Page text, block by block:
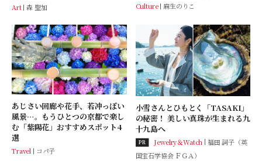
Art 森 聖加 Culture 麻生のりこ
あじさい回廊や花手、若冲っぽい
風景…。もうひとつの京都で楽し
む「紫陽花」おすすめスポット4
選
Travel コパ子
小雪さんとひもとく「TASAKI」
の秘密！ 美しい真珠が生まれる九
十九島へ
PR Jewelry＆Watch
福田 詞子（英
国宝石学協会 ＦＧＡ）